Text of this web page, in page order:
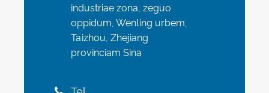
industriae zona, zeguo
oppidum, Wenling urbem,
Taizhou, Zhejiang
provinciam Sina
